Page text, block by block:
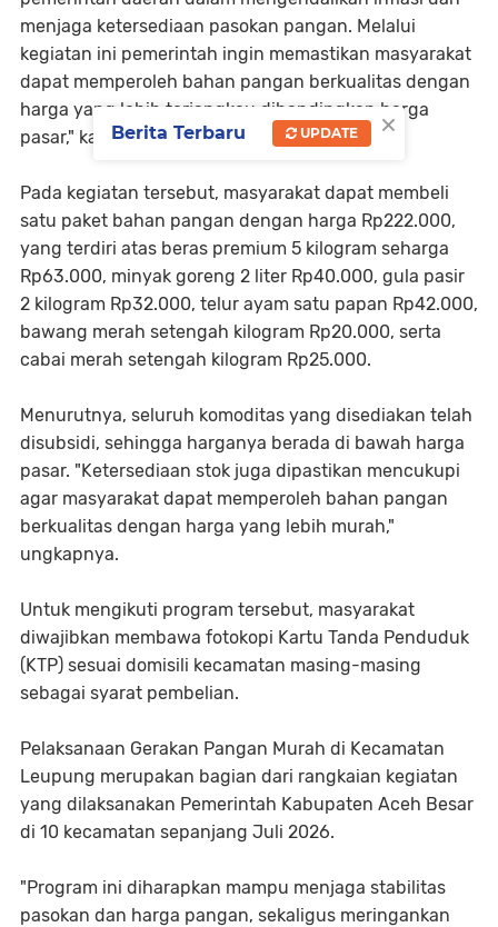
menjaga ketersediaan pasokan pangan. Melalui
kegiatan ini pemerintah ingin memastikan masyarakat
dapat memperoleh bahan pangan berkualitas dengan
harga yang lebih terjangkau dibandingkan harga
pasar," katanya.
Pada kegiatan tersebut, masyarakat dapat membeli
satu paket bahan pangan dengan harga Rp222.000,
yang terdiri atas beras premium 5 kilogram seharga
Rp63.000, minyak goreng 2 liter Rp40.000, gula pasir
2 kilogram Rp32.000, telur ayam satu papan Rp42.000,
bawang merah setengah kilogram Rp20.000, serta
cabai merah setengah kilogram Rp25.000.
Menurutnya, seluruh komoditas yang disediakan telah
disubsidi, sehingga harganya berada di bawah harga
pasar. "Ketersediaan stok juga dipastikan mencukupi
agar masyarakat dapat memperoleh bahan pangan
berkualitas dengan harga yang lebih murah,"
ungkapnya.
Untuk mengikuti program tersebut, masyarakat
diwajibkan membawa fotokopi Kartu Tanda Penduduk
(KTP) sesuai domisili kecamatan masing-masing
sebagai syarat pembelian.
Pelaksanaan Gerakan Pangan Murah di Kecamatan
Leupung merupakan bagian dari rangkaian kegiatan
yang dilaksanakan Pemerintah Kabupaten Aceh Besar
di 10 kecamatan sepanjang Juli 2026.
"Program ini diharapkan mampu menjaga stabilitas
pasokan dan harga pangan, sekaligus meringankan
×
Berita Terbaru UPDATE